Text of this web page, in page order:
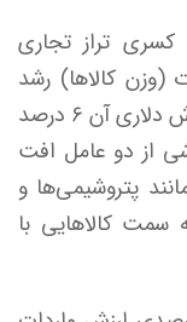
تراز تجاری
(وزن کالاها) رشد
بسیار محدود ۰.۷ درصدی داشته، اما ارزش دلاری آن ۶ درصد
از دو عامل افت
پتروشیمی‌ها و
سمت کالاهایی با